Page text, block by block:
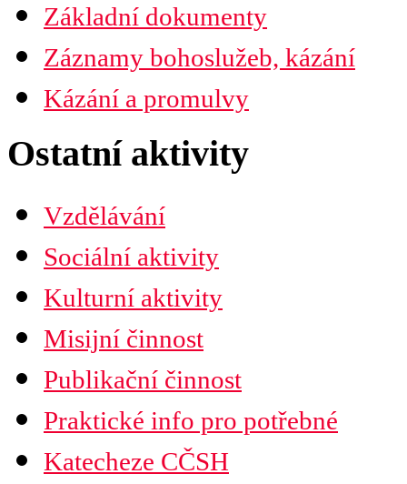
Preambule
Závěrečná ustanovení
Organizační uspořádání
Diecéze
Základní dokumenty
Záznamy bohoslužeb, kázání
Kázání a promulvy
Ostatní aktivity
Vzdělávání
Sociální aktivity
Kulturní aktivity
Misijní činnost
Publikační činnost
Praktické info pro potřebné
Katecheze CČSH